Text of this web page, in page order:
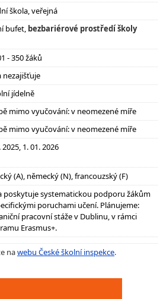
škola, veřejná
bufet, bezbariérové prostředí školy
- 350 žáků
nezajišťuje
jídelně
mimo vyučování: v neomezené míře
mimo vyučování: v neomezené míře
2025, 1. 01. 2026
(A), německý (N), francouzský (F)
poskytuje systematickou podporu žákům
poruchami učení. Plánujeme:
pracovní stáže v Dublinu, v rámci
Erasmus+.
nawebu České školní inspekce.